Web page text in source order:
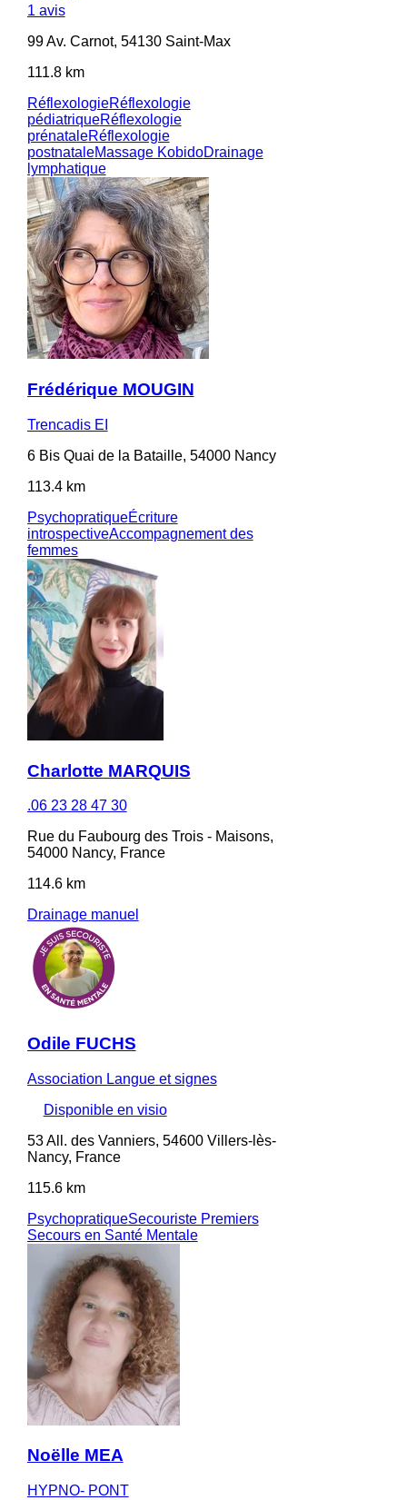
1 avis
99 Av. Carnot, 54130 Saint-Max
111.8 km
RéflexologieRéflexologie
pédiatriqueRéflexologie
prénataleRéflexologie
postnataleMassage KobidoDrainage
lymphatique
Frédérique MOUGIN
Trencadis EI
6 Bis Quai de la Bataille, 54000 Nancy
113.4 km
PsychopratiqueÉcriture
introspectiveAccompagnement des
femmes
Charlotte MARQUIS
.06 23 28 47 30
Rue du Faubourg des Trois - Maisons,
54000 Nancy, France
114.6 km
Drainage manuel
Odile FUCHS
Association Langue et signes
Disponible en visio
53 All. des Vanniers, 54600 Villers-lès-
Nancy, France
115.6 km
PsychopratiqueSecouriste Premiers
Secours en Santé Mentale
Noëlle MEA
HYPNO- PONT